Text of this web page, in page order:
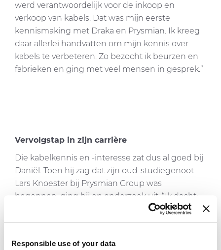
Responsible use of your data
werd verantwoordelijk voor de inkoop en
verkoop van kabels. Dat was mijn eerste
kennismaking met Draka en Prysmian. Ik kreeg
daar allerlei handvatten om mijn kennis over
kabels te verbeteren. Zo bezocht ik beurzen en
fabrieken en ging met veel mensen in gesprek.”
Vervolgstap in zijn carrière
Die kabelkennis en -interesse zat dus al goed bij
Daniël. Toen hij zag dat zijn oud-studiegenoot
Lars Knoester bij Prysmian Group was
begonnen, ging hij op onderzoek uit. “Ik dacht:
dat wil ik ook! Ik kende de reputatie van
Prysmian Group als de wereldwijde marktleider
om meer te horen over deze innovatieve